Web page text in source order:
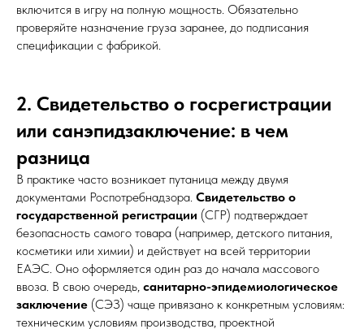
включится в игру на полную мощность. Обязательно
проверяйте назначение груза заранее, до подписания
спецификации с фабрикой.
2. Свидетельство о госрегистрации
или санэпидзаключение: в чем
разница
В практике часто возникает путаница между двумя
документами Роспотребнадзора. Свидетельство о
государственной регистрации (СГР) подтверждает
безопасность самого товара (например, детского питания,
косметики или химии) и действует на всей территории
ЕАЭС. Оно оформляется один раз до начала массового
ввоза. В свою очередь, санитарно-эпидемиологическое
заключение (СЭЗ) чаще привязано к конкретным условиям:
техническим условиям производства, проектной